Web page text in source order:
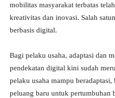
mobilitas masyarakat terbatas
kreativitas dan inovasi. Salah
berbasis digital.
Bagi pelaku usaha, adaptasi dan
pendekatan digital kini sudah
pelaku usaha mampu
peluang baru untuk pertumbuhan